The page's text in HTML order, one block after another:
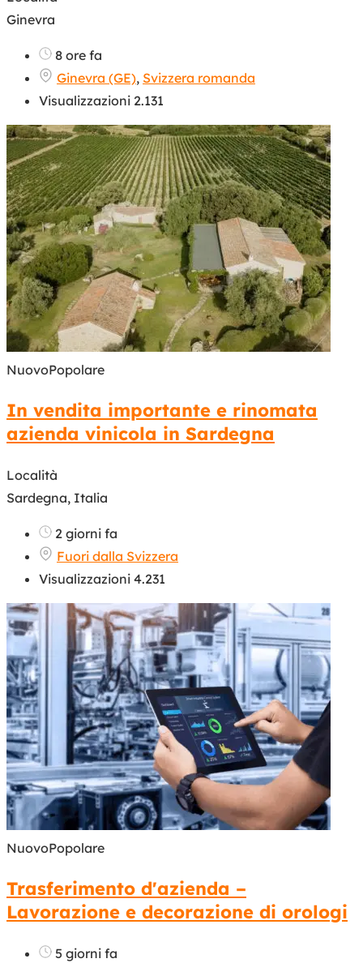
Ginevra
8 ore fa
Ginevra (GE), Svizzera romanda
Visualizzazioni 2.131
NuovoPopolare
In vendita importante e rinomata
azienda vinicola in Sardegna
Località
Sardegna, Italia
2 giorni fa
Fuori dalla Svizzera
Visualizzazioni 4.231
NuovoPopolare
Trasferimento d'azienda –
Lavorazione e decorazione di orologi
5 giorni fa